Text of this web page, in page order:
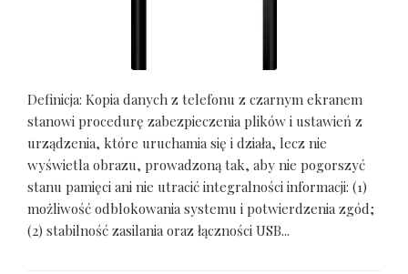
Definicja: Kopia danych z telefonu z czarnym ekranem
stanowi procedurę zabezpieczenia plików i ustawień z
urządzenia, które uruchamia się i działa, lecz nie
wyświetla obrazu, prowadzoną tak, aby nie pogorszyć
stanu pamięci ani nie utracić integralności informacji: (1)
możliwość odblokowania systemu i potwierdzenia zgód;
(2) stabilność zasilania oraz łączności USB...